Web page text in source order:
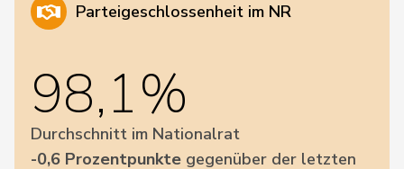
Parteigeschlossenheit im NR
98,1%
Durchschnitt im Nationalrat
-0,6 Prozentpunkte gegenüber der letzten